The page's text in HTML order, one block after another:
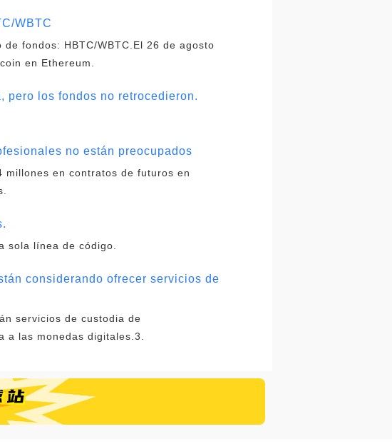
WBTC
fondos: HBTC/WBTC.El 26 de agosto
en Ethereum.
pero los fondos no retrocedieron.
no están preocupados
millones en contratos de futuros en
sola línea de código.
considerando ofrecer servicios de
servicios de custodia de
las monedas digitales.3.